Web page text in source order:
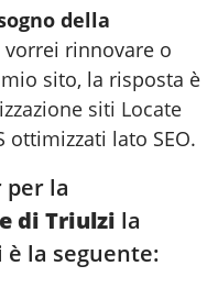
della
vorrei rinnovare o
sito, la risposta è
siti Locate
ottimizzati lato SEO.
per la
di Triulzi la
la seguente: